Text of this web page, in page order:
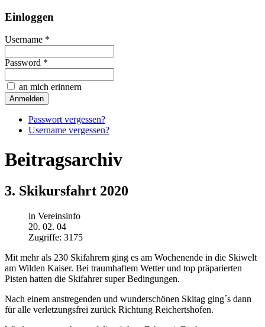
Einloggen
Username *
Password *
an mich erinnern
Passwort vergessen?
Username vergessen?
Beitragsarchiv
3. Skikursfahrt 2020
in Vereinsinfo
20. 02. 04
Zugriffe: 3175
Mit mehr als 230 Skifahrern ging es am Wochenende in die Skiwelt
am Wilden Kaiser. Bei traumhaftem Wetter und top präparierten
Pisten hatten die Skifahrer super Bedingungen.
Nach einem anstregenden und wunderschönen Skitag ging´s dann
für alle verletzungsfrei zurück Richtung Reichertshofen.